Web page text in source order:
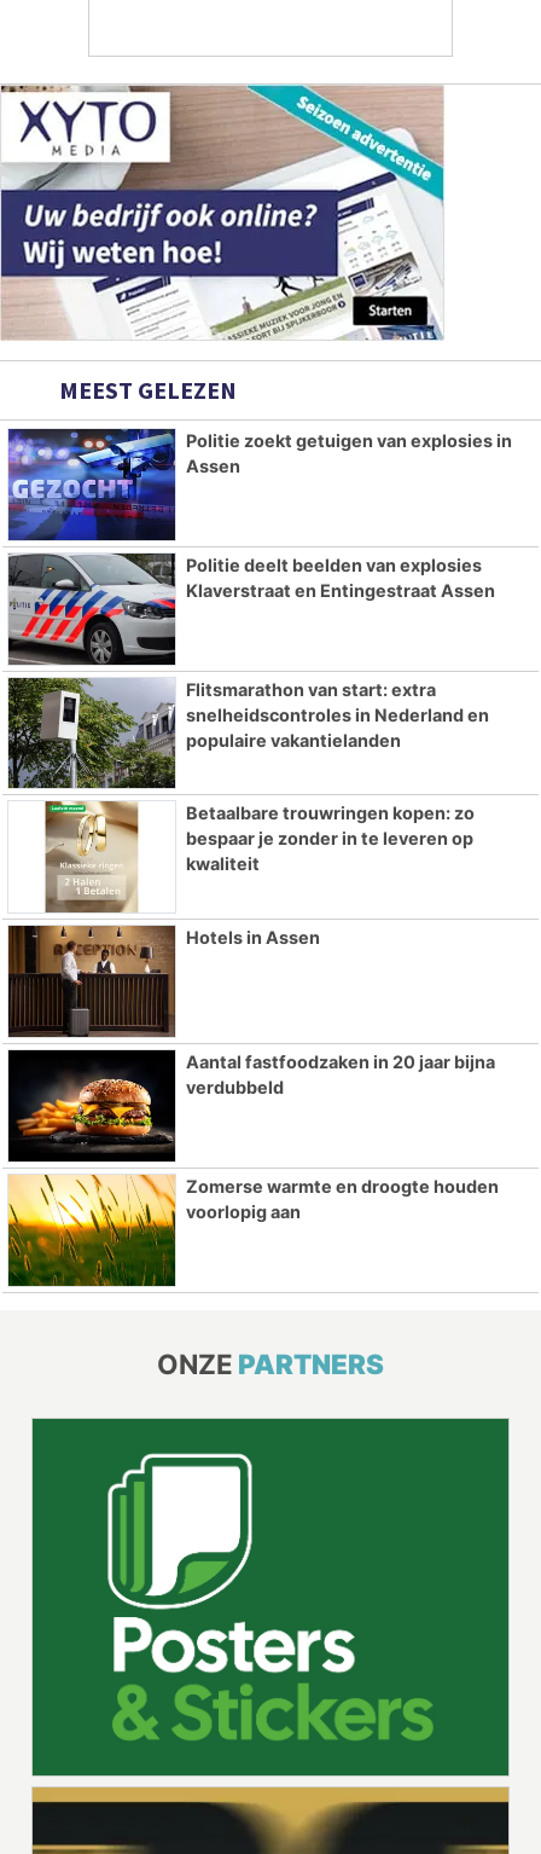
MEEST GELEZEN
Politie zoekt getuigen van explosies in
Assen
Politie deelt beelden van explosies
Klaverstraat en Entingestraat Assen
Flitsmarathon van start: extra
snelheidscontroles in Nederland en
populaire vakantielanden
Betaalbare trouwringen kopen: zo
bespaar je zonder in te leveren op
kwaliteit
Hotels in Assen
Aantal fastfoodzaken in 20 jaar bijna
verdubbeld
Zomerse warmte en droogte houden
voorlopig aan
ONZE PARTNERS